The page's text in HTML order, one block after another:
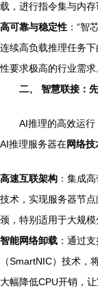
载，进行指令集与内存
高可靠与稳定性 ：“智
连续高负载推理任务
性要求极高的行业需求
二、 智慧联接：
AI推理的高效运
AI推理服务器在网络
高速互联架构 ：集成
技术，实现服务器节
颈，特别适用于大规模
智能网络卸载 ：通过
（SmartNIC）技术，
大幅降低CPU开销，